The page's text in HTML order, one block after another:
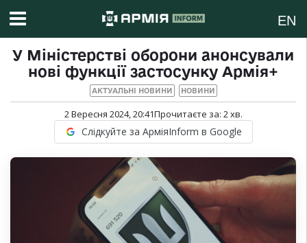
EN
У Міністерстві оборони анонсували
нові функції застосунку Армія+
АКТУАЛЬНІ НОВИНИ НОВИНИ
2 Вересня 2024, 20:41Прочитаєте за: 2хв.
Слідкуйте за АрміяInform в Google